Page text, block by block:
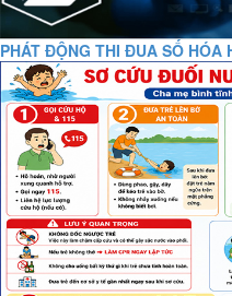
PHÁT ĐỘNG THI ĐUA SỐ HÓA